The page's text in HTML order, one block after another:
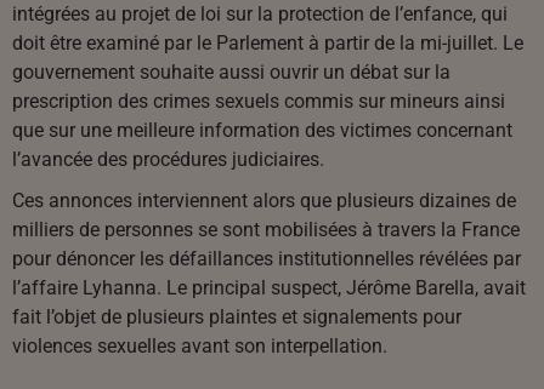
intégrées au projet de loi sur la protection de l’enfance, qui
doit être examiné par le Parlement à partir de la mi-juillet. Le
gouvernement souhaite aussi ouvrir un débat sur la
prescription des crimes sexuels commis sur mineurs ainsi
que sur une meilleure information des victimes concernant
l’avancée des procédures judiciaires.
Ces annonces interviennent alors que plusieurs dizaines de
milliers de personnes se sont mobilisées à travers la France
pour dénoncer les défaillances institutionnelles révélées par
l’affaire Lyhanna. Le principal suspect, Jérôme Barella, avait
fait l’objet de plusieurs plaintes et signalements pour
violences sexuelles avant son interpellation.